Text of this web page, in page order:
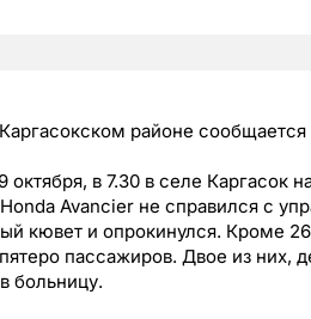
районе
октября, в 7.30 в селе Каргасок
Avanсiеr не справился с
кювет и опрокинулся. Кроме
пассажиров. Двое из них,
больницу.